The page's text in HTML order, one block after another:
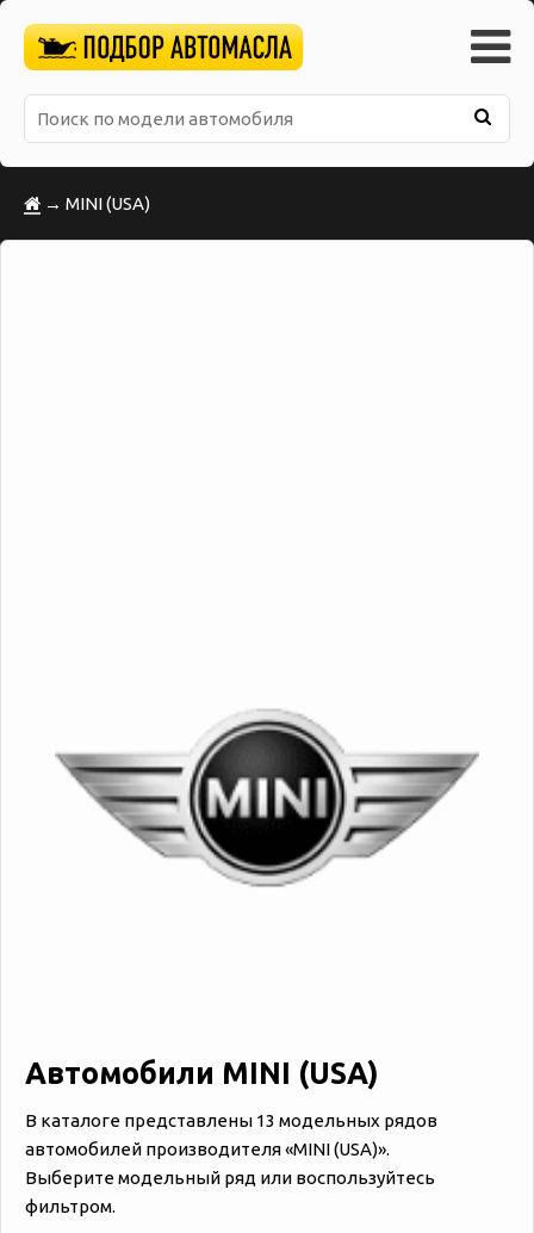
→ MINI (USA)
Автомобили MINI (USA)
В каталоге представлены 13 модельных рядов
автомобилей производителя «‎‎MINI (USA)».
Выберите модельный ряд или воспользуйтесь
фильтром.